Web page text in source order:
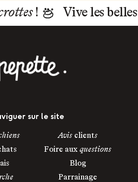
! Vive les
sur le site
Avis clients
Foire aux questions
Blog
Parrainage